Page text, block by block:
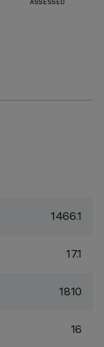
ASSESSED
1466.1
17.1
1810
16